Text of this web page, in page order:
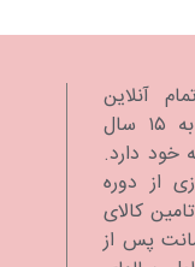
آنلاین
سیسمونی و اسباب‌بازی در ایران است که نزدیک به ۱۵ سال
خود دارد.
از دوره
تامین کالای
پس از